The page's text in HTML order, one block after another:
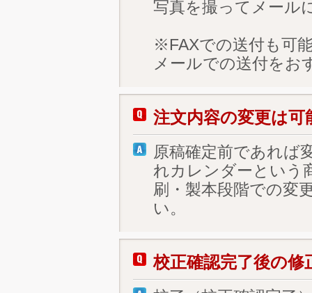
写真を撮ってメール
※FAXでの送付も可
メールでの送付をお
注文内容の変更は可
原稿確定前であれば
れカレンダーという
刷・製本段階での変
い。
校正確認完了後の